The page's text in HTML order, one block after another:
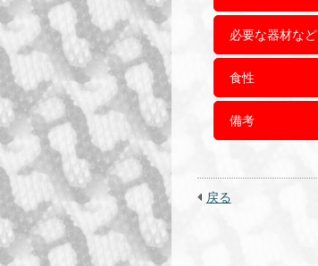
必要な器材など
食性
備考
戻る